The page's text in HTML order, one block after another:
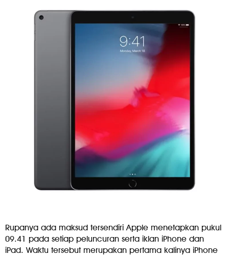
Rupanya ada maksud tersendiri Apple menetapkan pukul
09.41 pada setiap peluncuran serta iklan iPhone dan
iPad. Waktu tersebut merupakan pertama kalinya iPhone